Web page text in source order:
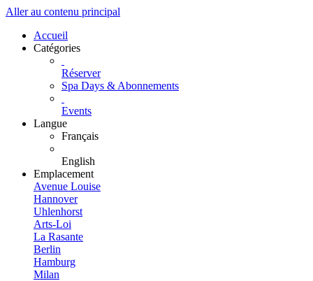
Aller au contenu principal
Accueil
Catégories
Réserver
Spa Days & Abonnements
Events
Langue
Français
English
Emplacement
Avenue Louise
Hannover
Uhlenhorst
Arts-Loi
La Rasante
Berlin
Hamburg
Milan